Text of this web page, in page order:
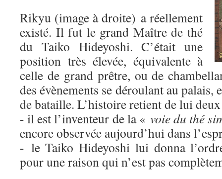
Rikyu (image à droite) a réellement
existé. Il fut le grand Maître de thé
du Taiko Hideyoshi. C’était une
position très élevée, équivalente à
celle de grand prêtre, ou de
des évènements se déroulant au palais,
de bataille. L’histoire retient de lui
- il est l’inventeur de la « voie du thé
encore observée aujourd’hui dans
- le Taiko Hideyoshi lui donna
pour une raison qui n’est pas